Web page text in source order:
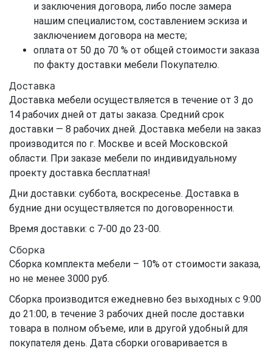
и заключения договора, либо после замера
нашим специалистом, составлением эскиза и
заключением договора на месте;
оплата от 50 до 70 % от общей стоимости заказа
по факту доставки мебели Покупателю.
Доставка
Доставка мебели осуществляется в течение от 3 до
14 рабочих дней от даты заказа. Средний срок
доставки — 8 рабочих дней. Доставка мебели на заказ
производится по г. Москве и всей Московской
области. При заказе мебели по индивидуальному
проекту доставка бесплатная!
Дни доставки: суббота, воскресенье. Доставка в
будние дни осуществляется по договоренности.
Время доставки: с 7-00 до 23-00.
Сборка
Сборка комплекта мебели – 10% от стоимости заказа,
но не менее 3000 руб.
Сборка производится ежедневно без выходных с 9:00
до 21:00, в течение 3 рабочих дней после доставки
товара в полном объеме, или в другой удобный для
покупателя день. Дата сборки оговаривается в